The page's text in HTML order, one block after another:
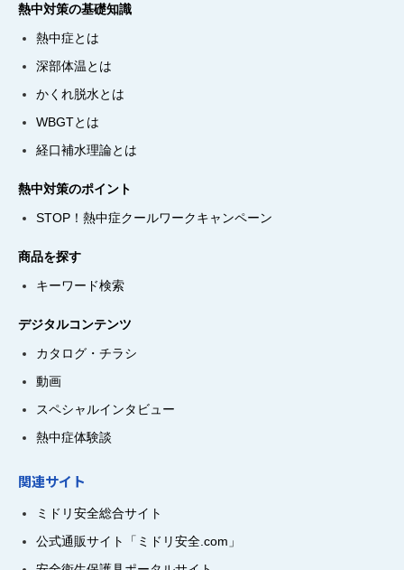
熱中対策の基礎知識
熱中症とは
深部体温とは
かくれ脱水とは
WBGTとは
経口補水理論とは
熱中対策のポイント
STOP！熱中症クールワークキャンペーン
商品を探す
キーワード検索
デジタルコンテンツ
カタログ・チラシ
動画
スペシャルインタビュー
熱中症体験談
関連サイト
ミドリ安全総合サイト
公式通販サイト「ミドリ安全.com」